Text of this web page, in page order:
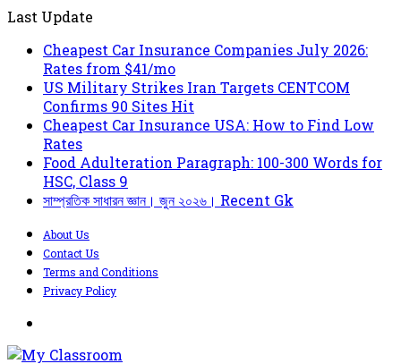
Last Update
Cheapest Car Insurance Companies July 2026:
Rates from $41/mo
US Military Strikes Iran Targets CENTCOM
Confirms 90 Sites Hit
Cheapest Car Insurance USA: How to Find Low
Rates
Food Adulteration Paragraph: 100-300 Words for
HSC, Class 9
সাম্প্রতিক সাধারন জ্ঞান। জুন ২০২৬। Recent Gk
About Us
Contact Us
Terms and Conditions
Privacy Policy